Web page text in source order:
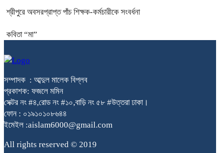
শ্রীপুরে অবসরপ্রাপ্ত পাঁচ শিক্ষক-কর্মচারীকে সংবর্ধনা
কবিতা “মা”
সম্পাদক : আব্দুল মালেক বিপ্লব
প্রকাশক: ফজলে মমিন
সেক্টর নং #৪,রোড নং #১০,বাড়ি নং ৫৮ #উত্তরা ঢাকা।
ফোন : ০১৯১০১০৮৬৪৪
ইমেইল :aislam6000@gmail.com
All rights reserved © 2019